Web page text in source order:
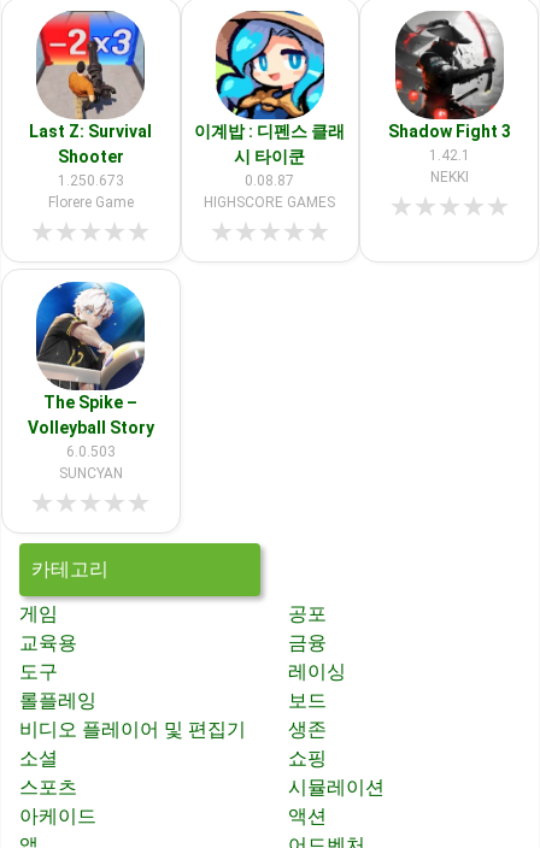
Last Z: Survival
Shooter
1.250.673
Florere Game
★★★★★
이계밥 : 디펜스 클래
시 타이쿤
0.08.87
HIGHSCORE GAMES
★★★★★
Shadow Fight 3
1.42.1
NEKKI
★★★★★
The Spike –
Volleyball Story
6.0.503
SUNCYAN
★★★★★
카테고리
게임
공포
교육용
금융
도구
레이싱
롤플레잉
보드
비디오 플레이어 및 편집기
생존
소셜
쇼핑
스포츠
시뮬레이션
아케이드
액션